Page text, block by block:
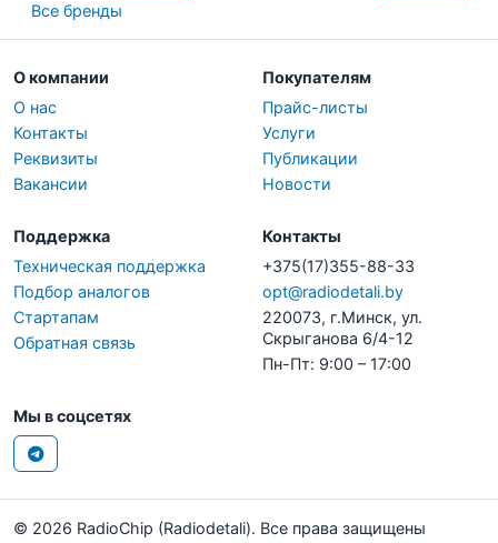
Все бренды
О компании
О нас
Контакты
Реквизиты
Вакансии
Покупателям
Прайс-листы
Услуги
Публикации
Новости
Поддержка
Техническая поддержка
Подбор аналогов
Стартапам
Обратная связь
Контакты
+375(17)355-88-33
opt@radiodetali.by
220073, г.Минск, ул.
Скрыганова 6/4-12
Пн-Пт: 9:00 – 17:00
Мы в соцсетях
© 2026 RadioChip (Radiodetali). Все права защищены